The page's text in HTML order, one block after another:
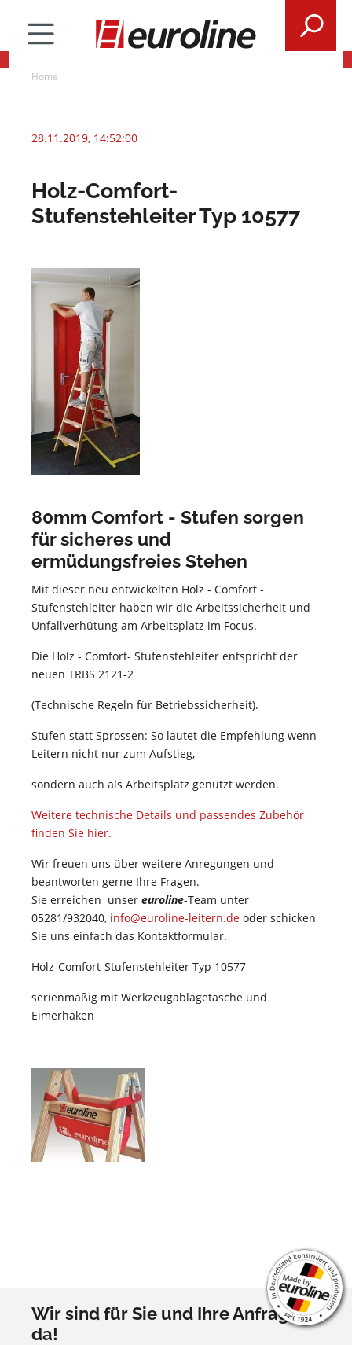
Home
28.11.2019, 14:52:00
Holz-Comfort-
Stufenstehleiter Typ 10577
80mm Comfort - Stufen sorgen
für sicheres und
ermüdungsfreies Stehen
Mit dieser neu entwickelten Holz - Comfort -
Stufenstehleiter haben wir die Arbeitssicherheit und
Unfallverhütung am Arbeitsplatz im Focus.
Die Holz - Comfort- Stufenstehleiter entspricht der
neuen TRBS 2121-2
(Technische Regeln für Betriebssicherheit).
Stufen statt Sprossen: So lautet die Empfehlung wenn
Leitern nicht nur zum Aufstieg,
sondern auch als Arbeitsplatz genutzt werden.
Weitere technische Details und passendes Zubehör
finden Sie hier.
Wir freuen uns über weitere Anregungen und
beantworten gerne Ihre Fragen.
Sie erreichen unser euroline-Team unter
05281/932040, info@euroline-leitern.de oder schicken
Sie uns einfach das Kontaktformular.
Holz-Comfort-Stufenstehleiter Typ 10577
serienmäßig mit Werkzeugablagetasche und
Eimerhaken
Wir sind für Sie und Ihre Anfragen
da!